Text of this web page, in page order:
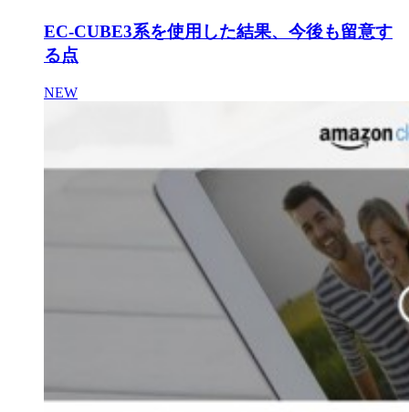
EC-CUBE3系を使用した結果、今後も留意す
る点
NEW